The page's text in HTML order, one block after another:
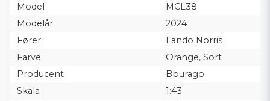
Model
MCL38
Modelår
2024
Fører
Lando Norris
Farve
Orange, Sort
Producent
Bburago
Skala
1:43